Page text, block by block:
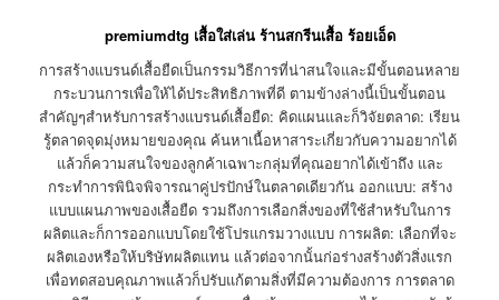
premiumdtg เสื้อใส่เล่น ร้านสกรีนเสื้อ ร้อยเอ็ด
การสร้างแบรนด์เสื้อยืดเป็นกรรมวิธีการที่น่าสนใจและมีขั้นตอนหลาย
กระบวนการเพื่อให้ได้ประสิทธิภาพที่ดี ตามข้างล่างนี้เป็นขั้นตอน
สำคัญๆสำหรับการสร้างแบรนด์เสื้อยืด: คิดแผนและก็วิจัยตลาด: เรียน
รู้ตลาดจุดมุ่งหมายของคุณ ค้นหาเนื้อหาสาระเกี่ยวกับความอยากได้
แล้วก็ความสนใจของลูกค้าเฉพาะกลุ่มที่คุณอยากได้เข้าถึง และ
กระทำการพินิจพิจารณาคู่ปรปักษ์ในตลาดเดียวกัน ออกแบบ: สร้าง
แบบแผนภาพของเสื้อยืด รวมถึงการเลือกสิ่งของที่ใช้สำหรับในการ
ผลิตและก็การออกแบบโดยใช้โปรแกรมวางแบบ การผลิต: เลือกที่จะ
ผลิตเองหรือให้บริษัทผลิตแทน แล้วต่อจากนั้นก่อร่างสร้างตัวสิ่งแรก
เพื่อทดสอบคุณภาพแล้วก็ปรับแก้ตามสิ่งที่มีความต้องการ การตลาด